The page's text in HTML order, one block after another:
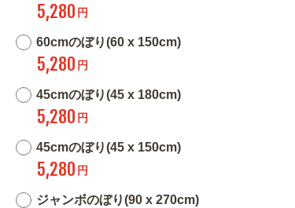
5,280 円
60cmのぼり(60 x 150cm)
5,280 円
45cmのぼり(45 x 180cm)
5,280 円
45cmのぼり(45 x 150cm)
5,280 円
ジャンボのぼり(90 x 270cm)